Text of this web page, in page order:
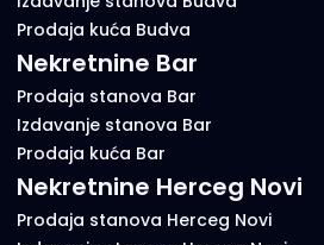
Prodaja kuća Budva
Nekretnine Bar
Prodaja stanova Bar
Izdavanje stanova Bar
Prodaja kuća Bar
Nekretnine Herceg Novi
Prodaja stanova Herceg Novi